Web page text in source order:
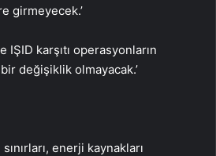
girmeyecek.’
IŞID karşıtı operasyonların
değişiklik olmayacak.’
enerji kaynakları